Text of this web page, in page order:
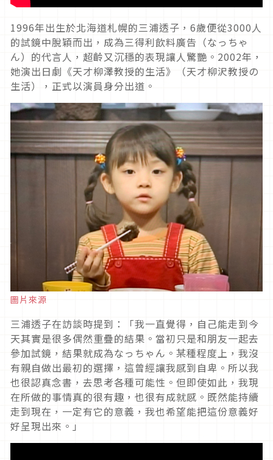
1996年出生於北海道札幌的三浦透子， 6歲便從3000 人
的試鏡中脫穎而出，成為三得利飲料廣告（なっちゃ
ん）的代言人，超齡又沉穩的表現讓人驚艷。 2002年，
她演出日劇《天才柳澤教授的生活》（天才柳沢教授の
生活），正式以演員身分出道。
圖片來源
三浦透子在訪談時提到：「我一直覺得，自己能走到今
天其實是很多偶然重疊的結果。當初只是和朋友一起去
參加試鏡，結果就成為なっちゃん。某種程度上，我沒
有親自做出最初的選擇，這曾經讓我感到自卑。所以我
也很認真念書，去思考各種可能性。但即使如此，我現
在所做的事情真的很有趣，也很有成就感。既然能持續
走到現在，一定有它的意義，我也希望能把這份意義好
好呈現出來。」